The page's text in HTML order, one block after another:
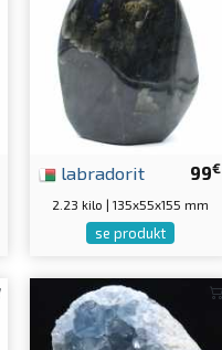
99€
labradorit
2.23 kilo | 135x55x155 mm
se produkt